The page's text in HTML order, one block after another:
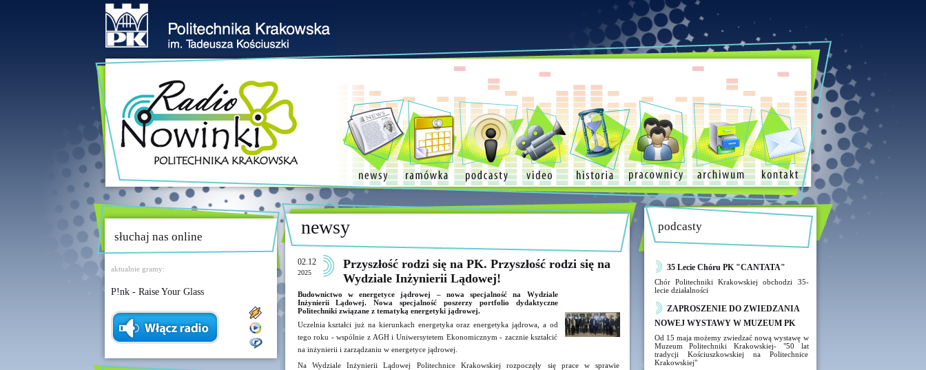
słuchaj nas online
aktualnie gramy:
P!nk - Raise Your Glass
newsy
02.12
2025
Przyszłość rodzi się na PK. Przyszłość rodzi się na
Wydziale Inżynierii Lądowej!
Budownictwo w energetyce jądrowej – nowa specjalność na Wydziale
Inżynierii Lądowej. Nowa specjalność poszerzy portfolio dydaktyczne
Politechniki związane z tematyką energetyki jądrowej.
Uczelnia kształci już na kierunkach energetyka oraz energetyka jądrowa, a od
tego roku - wspólnie z AGH i Uniwersytetem Ekonomicznym - zacznie kształcić
na inżynierii i zarządzaniu w energetyce jądrowej.
Na Wydziale Inżynierii Lądowej Politechnice Krakowskiej rozpoczęły się prace w sprawie
podcasty
35 Lecie Chóru PK "CANTATA"
Chór Politechniki Krakowskiej obchodzi 35-
lecie działalności
ZAPROSZENIE DO ZWIEDZANIA
NOWEJ WYSTAWY W MUZEUM PK
Od 15 maja możemy zwiedzać nową wystawę w
Muzeum Politechniki Krakowskiej- "50 lat
tradycji Kościuszkowskiej na Politechnice
Krakowskiej"